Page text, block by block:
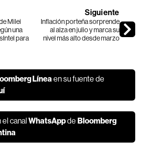
Milei
una
para
Siguiente
Inflación porteña sorprende
al alza en julio y marca su
nivel más alto desde marzo
Línea en su fuente de
el canalWhatsAppdeBloomberg